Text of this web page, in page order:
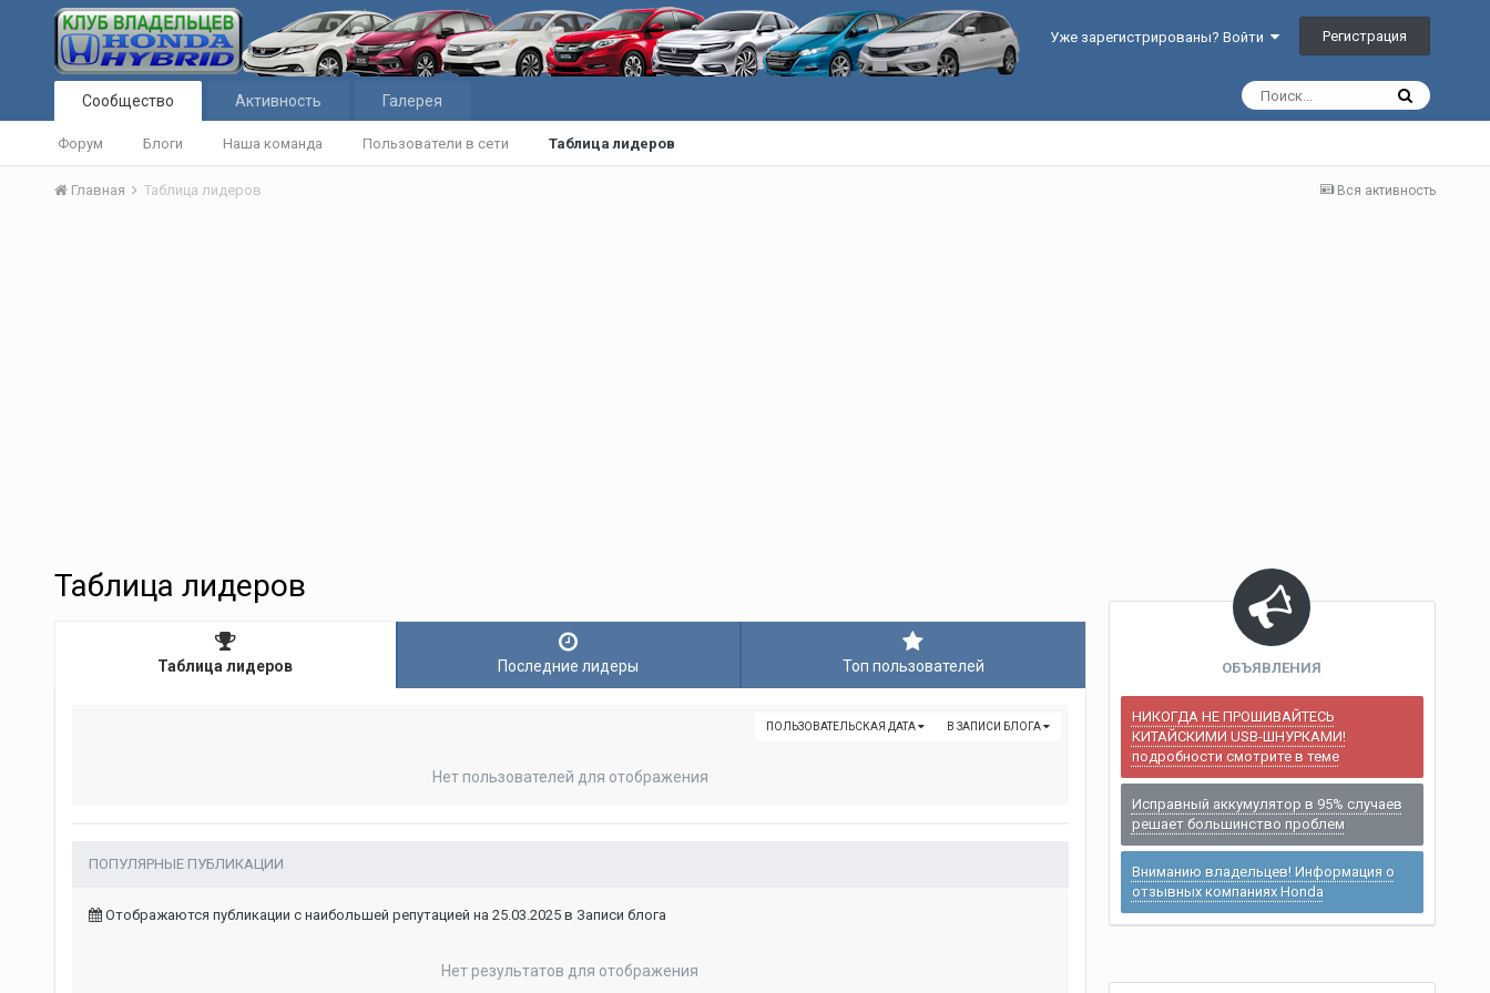
Уже зарегистрированы? Войти Регистрация
Сообщество
Форум Блоги Наша команда Пользователи в сети Таблица лидеров
Активность Галерея
Вся активность
Главная Таблица лидеров
Таблица лидеров
Таблица лидеров Последние лидеры Топ пользователей
В ЗАПИСИ БЛОГА
ПОЛЬЗОВАТЕЛЬСКАЯ ДАТА
Нет пользователей для отображения
ПОПУЛЯРНЫЕ ПУБЛИКАЦИИ
Отображаются публикации с наибольшей репутацией на 25.03.2025 в Записи блога
Нет результатов для отображения
ОБЪЯВЛЕНИЯ
НИКОГДА НЕ ПРОШИВАЙТЕСЬ
КИТАЙСКИМИ USB-ШНУРКАМИ!
подробности смотрите в теме
Исправный аккумулятор в 95% случаев
решает большинство проблем
Вниманию владельцев! Информация о
отзывных компаниях Honda